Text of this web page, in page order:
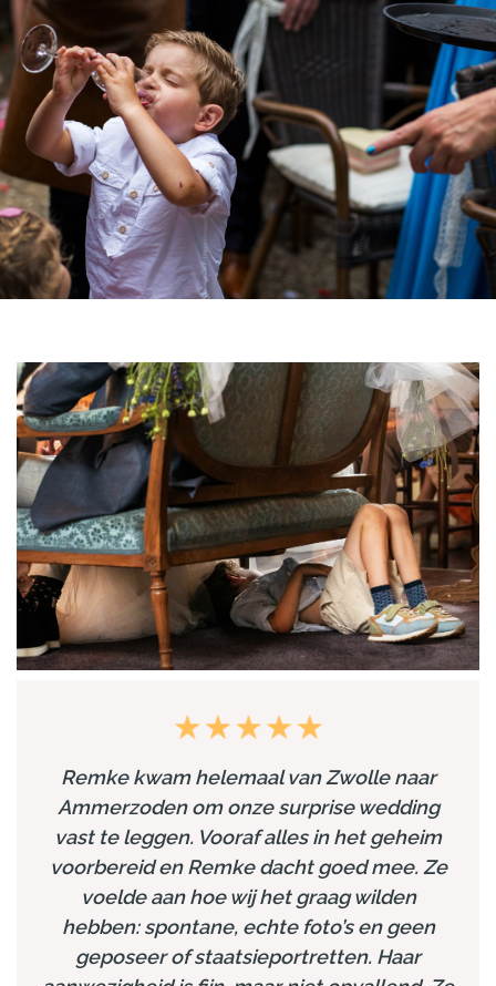
Remke kwam helemaal van Zwolle naar
Ammerzoden om onze surprise wedding
vast te leggen. Vooraf alles in het geheim
voorbereid en Remke dacht goed mee. Ze
voelde aan hoe wij het graag wilden
hebben: spontane, echte foto’s en geen
geposeer of staatsieportretten. Haar